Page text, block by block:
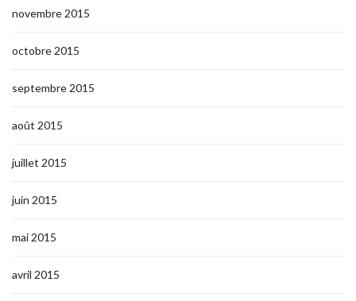
novembre 2015
octobre 2015
septembre 2015
août 2015
juillet 2015
juin 2015
mai 2015
avril 2015